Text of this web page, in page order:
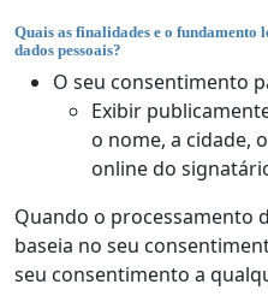
Quais as finalidades e o fundamento
dados pessoais?
O seu consentimento
Exibir
o nome, a cidade,
online do
Quando o processamento
baseia no seu
seu consentimento a